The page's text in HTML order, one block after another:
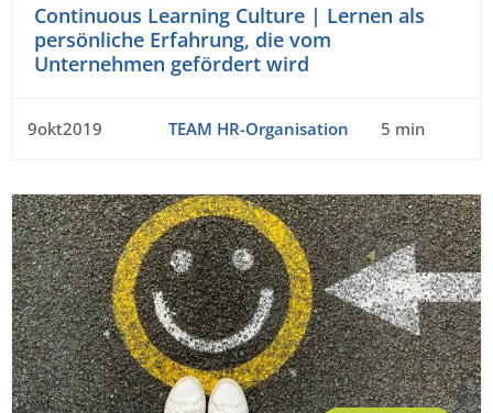
Continuous Learning Culture | Lernen als
persönliche Erfahrung, die vom
Unternehmen gefördert wird
9okt2019 TEAM HR-Organisation 5 min